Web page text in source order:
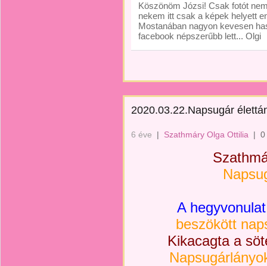
Köszönöm Józsi! Csak fotót
nekem itt csak a képek helyett
Mostanában nagyon kevesen
facebook népszerűbb lett... Olgi
2020.03.22.Napsugár
6 éve | Szathmáry Olga Ottilia | 0
A
beszökött
Kikacagta a